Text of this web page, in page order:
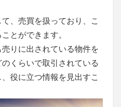
、売買を扱っており、こ
とができます。
りに出されている物件を
くらいで取引されている
役に立つ情報を見出すこ